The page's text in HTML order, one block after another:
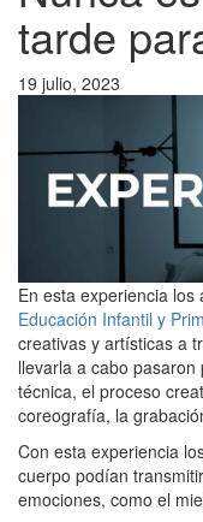
tarde
19 julio, 2023
En esta experiencia los
Educación Infantil y
creativas y artísticas a
llevarla a cabo
técnica, el proceso
coreografía, la
Con esta experiencia
cuerpo podían
emociones, como el